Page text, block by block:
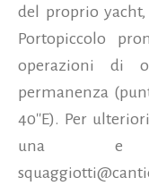
del proprio
Portopiccolo
operazioni di
permanenza
40''E). Per
una e